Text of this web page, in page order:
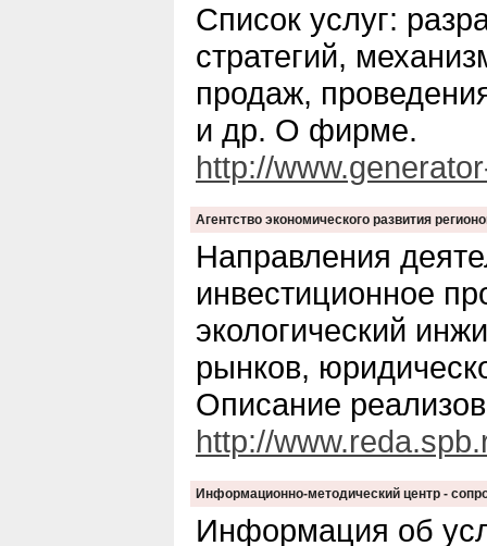
Список услуг:
стратегий,
продаж,
и др. О фирме.
http://
Агентство экономического развития
Направления
инвестиционное
экологический
рынков,
Описание
http://
Информационно-методический центр -
Информация об